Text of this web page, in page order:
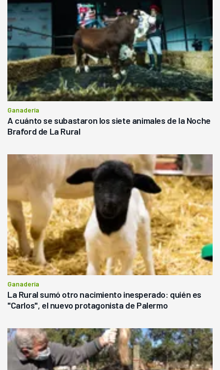
Ganadería
A cuánto se subastaron los siete animales de la Noche
Braford de La Rural
Ganadería
La Rural sumó otro nacimiento inesperado: quién es
"Carlos", el nuevo protagonista de Palermo